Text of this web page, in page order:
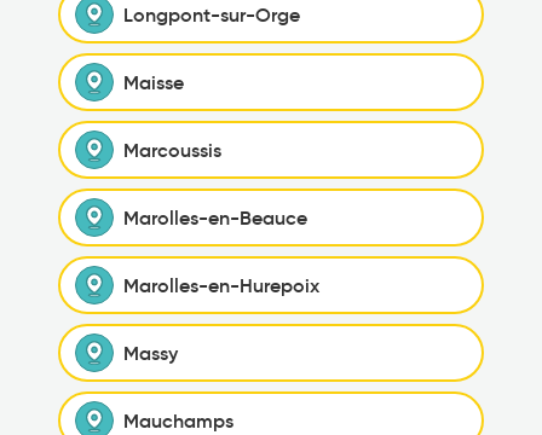
Longpont-sur-Orge
Maisse
Marcoussis
Marolles-en-Beauce
Marolles-en-Hurepoix
Massy
Mauchamps